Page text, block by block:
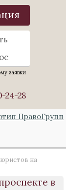
заявки
24-28
на
в